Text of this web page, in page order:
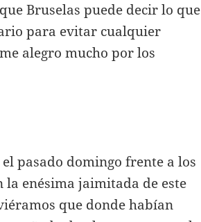
Bruselas puede decir lo que
para evitar cualquier
alegro mucho por los
pasado domingo frente a los
enésima jaimitada de este
que donde habían